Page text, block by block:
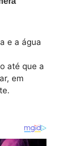
e a água
até que a
em